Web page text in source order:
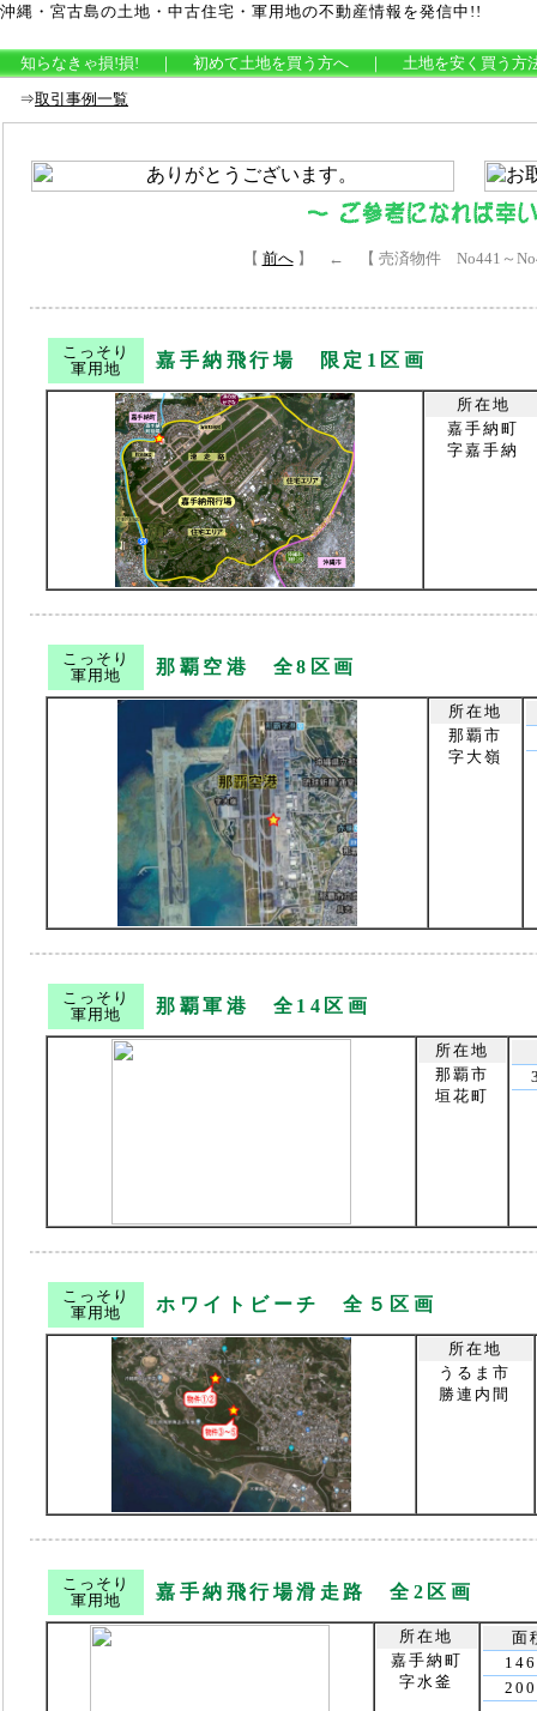
沖縄・宮古島の土地・中古住宅・軍用地の不動産情報を発信中!!
知らなきゃ損!損! ｜ 初めて土地を買う方へ｜ 土地を安く買う方
⇒取引事例一覧
【 前へ】 ← 【 売済物件 No441～
こっそり
軍用地
嘉手納飛行場 限定1区画
所在地
嘉手納町
字嘉手納
こっそり
軍用地
那覇空港 全8区画
所在地
那覇市
字大嶺
こっそり
軍用地
那覇軍港 全14区画
所在地
那覇市
垣花町
こっそり
軍用地
ホワイトビーチ 全５区画
所在地
うるま市
勝連内間
こっそり
軍用地
嘉手納飛行場滑走路 全2区画
所在地
嘉手納町
字水釜
面